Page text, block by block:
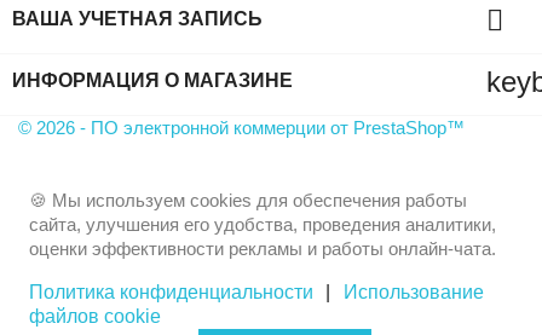
ВАША УЧЕТНАЯ ЗАПИСЬ 
ИНФОРМАЦИЯ О МАГАЗИНЕ
© 2026 - ПО электронной коммерции от PrestaShop™
🍪 Мы используем cookies для обеспечения работы
сайта, улучшения его удобства, проведения аналитики,
оценки эффективности рекламы и работы онлайн-чата.
Политика конфиденциальности
Использование
файлов cookie